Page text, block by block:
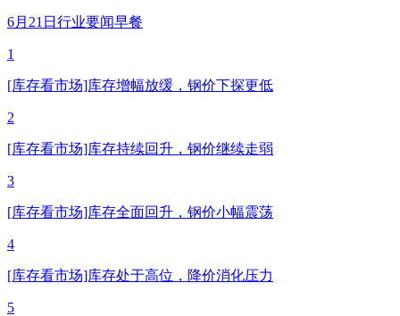
6月21日行业要闻早餐
1
[库存看市场]库存增幅放缓，钢价下探更低
2
[库存看市场]库存持续回升，钢价继续走弱
3
[库存看市场]库存全面回升，钢价小幅震荡
4
[库存看市场]库存处于高位，降价消化压力
5